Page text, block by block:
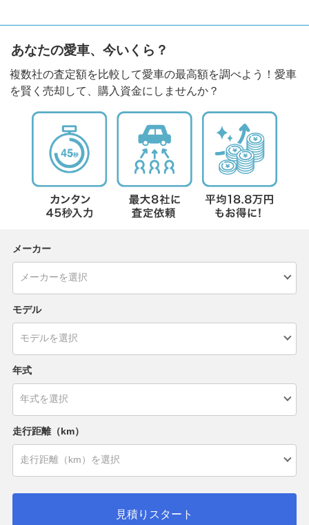
あなたの愛車、今いくら？
複数社の査定額を比較して愛車の最高額を調べよう！愛車
を賢く売却して、購入資金にしませんか？
メーカー
モデル
年式
走行距離（km）
見積りスタート